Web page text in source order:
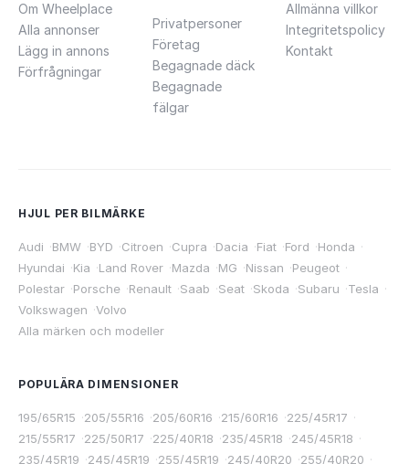
Om Wheelplace
Alla annonser
Lägg in annons
Förfrågningar
Privatpersoner
Företag
Begagnade däck
Begagnade
fälgar
Allmänna villkor
Integritetspolicy
Kontakt
HJUL PER BILMÄRKE
Audi ·BMW ·BYD ·Citroen ·Cupra ·Dacia ·Fiat ·Ford ·Honda ·
Hyundai ·Kia ·Land Rover ·Mazda ·MG ·Nissan ·Peugeot ·
Polestar ·Porsche ·Renault ·Saab ·Seat ·Skoda ·Subaru ·Tesla ·
Volkswagen ·Volvo
Alla märken och modeller
POPULÄRA DIMENSIONER
195/65R15 ·205/55R16 ·205/60R16 ·215/60R16 ·225/45R17 ·
215/55R17 ·225/50R17 ·225/40R18 ·235/45R18 ·245/45R18 ·
235/45R19 ·245/45R19 ·255/45R19 ·245/40R20 ·255/40R20 ·